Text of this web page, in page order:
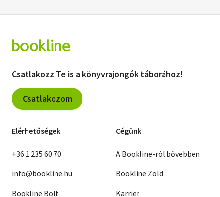
Csatlakozz Te is a könyvrajongók táborához!
Csatlakozom
Elérhetőségek
+36 1 235 60 70
info@bookline.hu
Bookline Bolt
Cégünk
A Bookline-ról bővebben
Bookline Zöld
Karrier